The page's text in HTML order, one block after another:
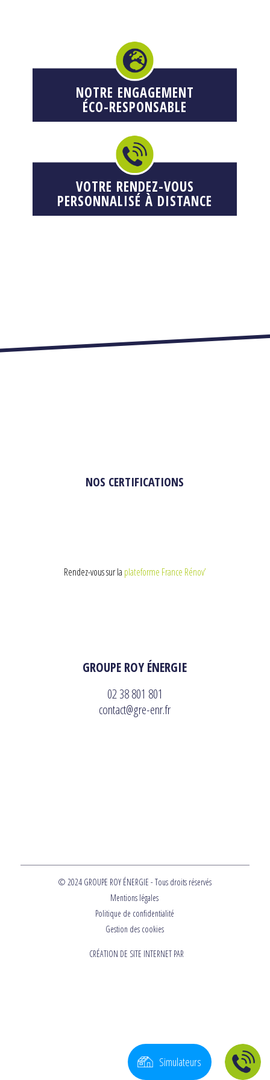
NOTRE ENGAGEMENT
ÉCO-RESPONSABLE
VOTRE RENDEZ-VOUS
PERSONNALISÉ À DISTANCE
GROUPE ROY ÉNERGIE
02 38 801 801
contact@gre-enr.fr
NOS CERTIFICATIONS
Rendez-vous sur la plateforme France Rénov’
© 2024 GROUPE ROY ÉNERGIE - Tous droits réservés
Mentions légales
Politique de confidentialité
Gestion des cookies
CRÉATION DE SITE INTERNET PAR
Simulateurs